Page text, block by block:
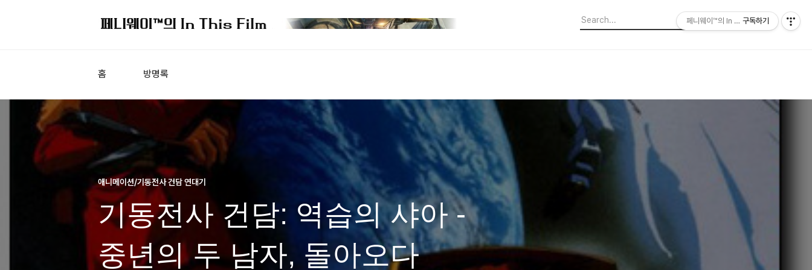
홈 방명록
애니메이션/기동전사 건담 연대기
기동전사 건담: 역습의 샤아 -
중년의 두 남자, 돌아오다
페니웨이™의 In This Film
구독하기